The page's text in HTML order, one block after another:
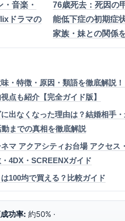
音楽・
ドラマの
76歳死去：死因の
能低下症の初期症
家族・妹との関係
・特徴・原因・類語を徹底解説
点も紹介【完全ガイド版】
出なくなった理由は？結婚相手
までの真相を徹底解説
マ アクアシティお台場 アクセス
4DX・SCREENXガイド
100均で買える？比較ガイド
功率: 約50% ·